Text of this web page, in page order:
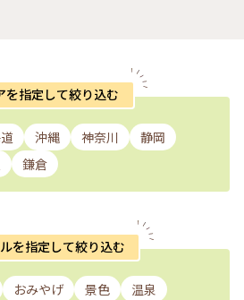
を指定して絞り込む
沖縄 神奈川
静岡
鎌倉
を指定して絞り込む
おみやげ 景色 温泉